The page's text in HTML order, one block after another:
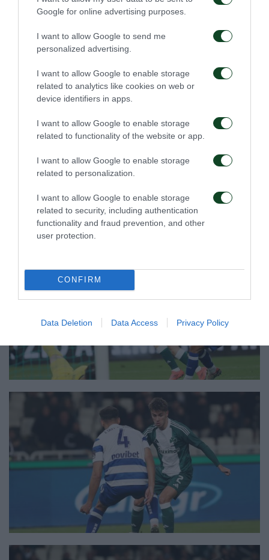
Google for online advertising purposes.
I want to allow Google to send me
personalized advertising.
I want to allow Google to enable storage
related to analytics like cookies on web or
device identifiers in apps.
I want to allow Google to enable storage
related to functionality of the website or app.
I want to allow Google to enable storage
related to personalization.
I want to allow Google to enable storage
related to security, including authentication
functionality and fraud prevention, and other
user protection.
CONFIRM
Data Deletion Data Access Privacy Policy